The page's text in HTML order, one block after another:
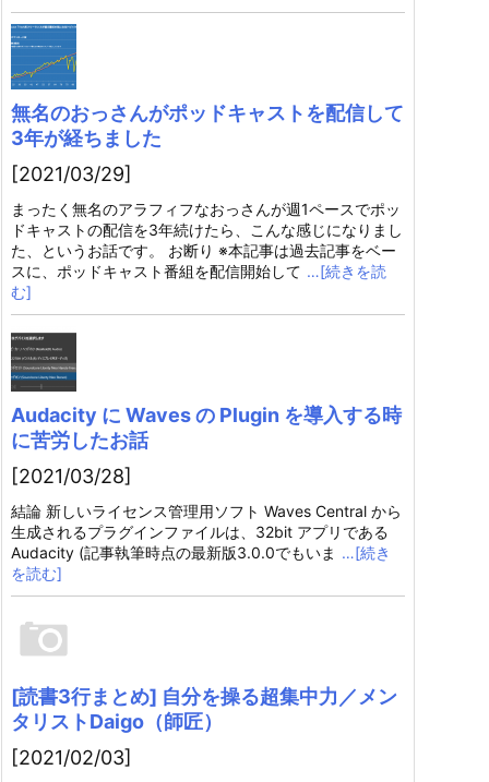
無名のおっさんがポッドキャストを配信して
3年が経ちました
[2021/03/29]
まったく無名のアラフィフなおっさんが週1ペースでポッ
ドキャストの配信を3年続けたら、こんな感じになりまし
た、というお話です。 お断り ※本記事は過去記事をベー
スに、ポッドキャスト番組を配信開始して …[続きを読
む]
Audacity に Waves の Plugin を導入する時
に苦労したお話
[2021/03/28]
結論 新しいライセンス管理用ソフト Waves Central から
生成されるプラグインファイルは、32bit アプリである
Audacity (記事執筆時点の最新版3.0.0でもいま …[続き
を読む]
[読書3行まとめ] 自分を操る超集中力／メン
タリストDaigo（師匠）
[2021/02/03]